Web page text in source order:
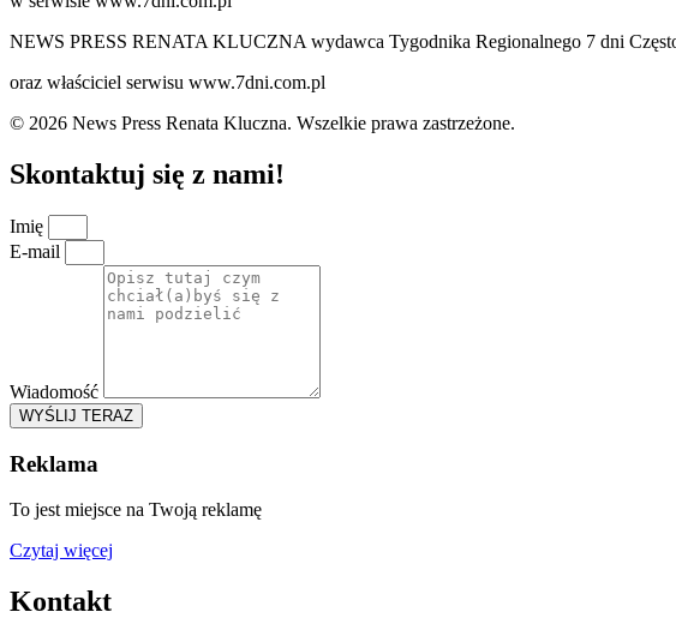
NEWS PRESS RENATA KLUCZNA wydawca Tygodnika Regionalnego 7 dni
oraz właściciel serwisu www.7dni.com.pl
© 2026 News Press Renata Kluczna. Wszelkie prawa zastrzeżone.
Skontaktuj się z nami!
Imię
E-mail
Wiadomość
WYŚLIJ TERAZ
Reklama
To jest miejsce na Twoją reklamę
Czytaj więcej
Kontakt